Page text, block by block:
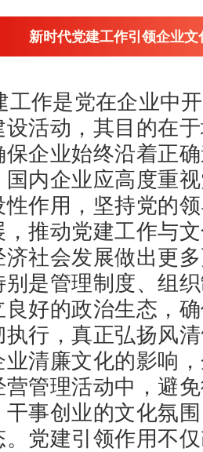
新时代党建工作引领企业
工作是党在企业中
设活动，其目的在
保企业始终沿着正
国内企业应高度重
性作用，坚持党的
，推动党建工作与
济社会发展做出更
别是管理制度、组
良好的政治生态，
执行，真正弘扬风
业清廉文化的影响
营管理活动中，避
干事创业的文化氛
。党建引领作用不